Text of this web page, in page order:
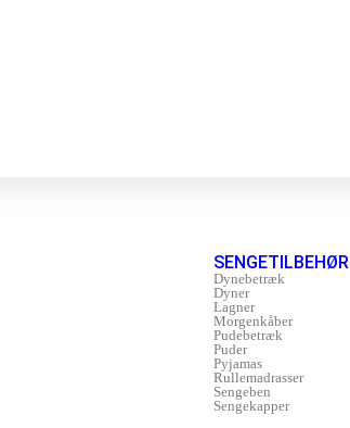
SENGETILBEHØR
Dynebetræk
Dyner
Lagner
Morgenkåber
Pudebetræk
Puder
Pyjamas
Rullemadrasser
Sengeben
Sengekapper